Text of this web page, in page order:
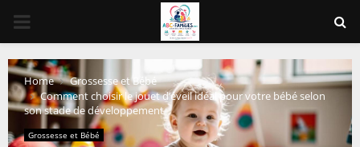
PRIMARY
MENU
Home
Grossesse et Bébé
Comment choisir le jouet d’éveil idéal pour votre bébé selon
son stade de développement
Grossesse et Bébé